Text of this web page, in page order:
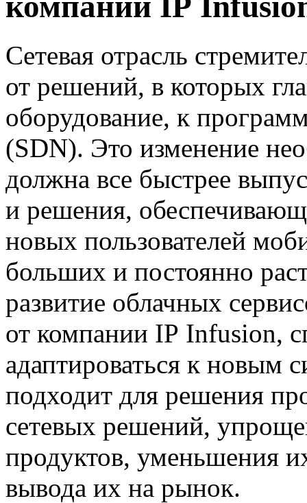
Сетевая отрасль
от решений, в которых
оборудование, к
(SDN). Это изменение
должна все быстрее
и решения,
новых пользователей
больших и постоянно
развитие облачных
от компании IP Infusion,
адаптироваться к новым
подходит для решения
сетевых решений,
продуктов, уменьшения
вывода их на рынок.